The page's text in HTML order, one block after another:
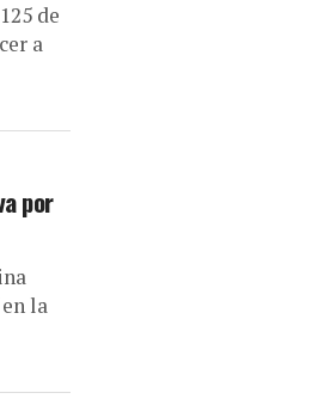
de
a
por
la